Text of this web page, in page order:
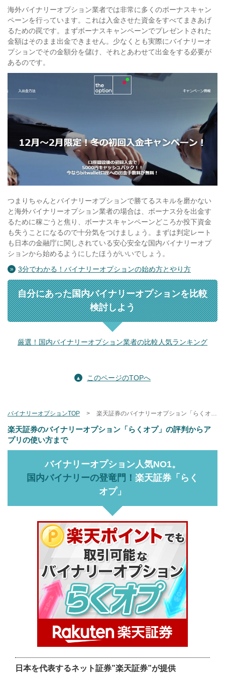
海外バイナリーオプション業者では非常に多くのボーナスキャン
ペーンを行っています。これは入金させた資金をすべてまきあげ
るための罠です。まずボーナスキャンペーンでプレゼントされた
金額はそのまま出金できません。少なくとも実際にバイナリーオ
プションでその金額分を儲け、それとあわせて出金をする必要が
あるのです。
つまりちゃんとバイナリーオプションで勝てるスキルを磨かない
と海外バイナリーオプション業者の場合は、ボーナス分を出金す
るために稼ごうと焦り、ボーナスキャンペーンどころか投下資金
も失うことになるので十分気をつけましょう。まずは判定レート
も日本の金融庁に関しされている安心安全な国内バイナリーオプ
ションから始めるようにしたほうがいいでしょう。
3分でわかる！バイナリーオプションの始め方とやり方
自分にあった国内バイナリーオプションを比較
検討しよう
厳選！国内バイナリーオプション業者の比較人気ランキング
このページのTOPへ
バイナリーオプションTOP 楽天証券のバイナリーオプション「らくオプ」
楽天証券のバイナリーオプション「らくオプ」の評判からア
プリの使い方まで
バイナリーオプション人気NO1。
国内バイナリーの登竜門！ 楽天証券「らく
オプ」
日本を代表するネット証券”楽天証券”が提供